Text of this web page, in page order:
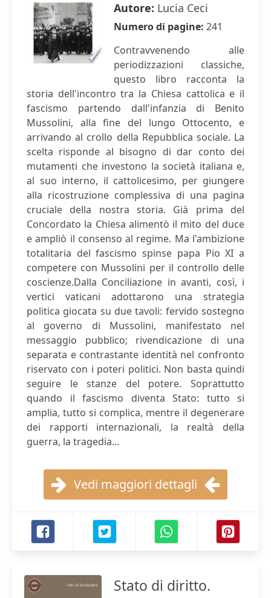
Autore: Lucia Ceci
Numero di pagine: 241
Contravvenendo alle
periodizzazioni classiche,
questo libro racconta la
storia dell'incontro tra la Chiesa cattolica e il
fascismo partendo dall'infanzia di Benito
Mussolini, alla fine del lungo Ottocento, e
arrivando al crollo della Repubblica sociale. La
scelta risponde al bisogno di dar conto dei
mutamenti che investono la società italiana e,
al suo interno, il cattolicesimo, per giungere
alla ricostruzione complessiva di una pagina
cruciale della nostra storia. Già prima del
Concordato la Chiesa alimentò il mito del duce
e ampliò il consenso al regime. Ma l'ambizione
totalitaria del fascismo spinse papa Pio XI a
competere con Mussolini per il controllo delle
coscienze.Dalla Conciliazione in avanti, così, i
vertici vaticani adottarono una strategia
politica giocata su due tavoli: fervido sostegno
al governo di Mussolini, manifestato nel
messaggio pubblico; rivendicazione di una
separata e contrastante identità nel confronto
riservato con i poteri politici. Non basta quindi
seguire le stanze del potere. Soprattutto
quando il fascismo diventa Stato: tutto si
amplia, tutto si complica, mentre il degenerare
dei rapporti internazionali, la realtà della
guerra, la tragedia...
Vedi maggiori dettagli
Stato di diritto.